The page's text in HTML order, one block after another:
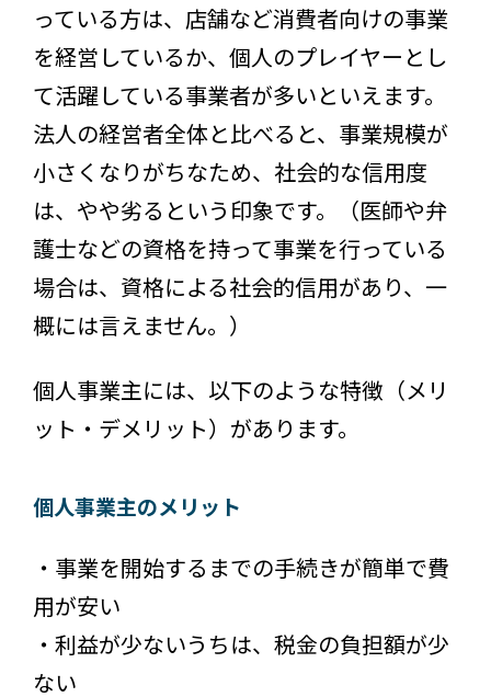
っている方は、店舗など消費者向けの事業
を経営しているか、個人のプレイヤーとし
て活躍している事業者が多いといえます。
法人の経営者全体と比べると、事業規模が
小さくなりがちなため、社会的な信用度
は、やや劣るという印象です。（医師や弁
護士などの資格を持って事業を行っている
場合は、資格による社会的信用があり、一
概には言えません。）
個人事業主には、以下のような特徴（メリ
ット・デメリット）があります。
個人事業主のメリット
・事業を開始するまでの手続きが簡単で費
用が安い
・利益が少ないうちは、税金の負担額が少
ない